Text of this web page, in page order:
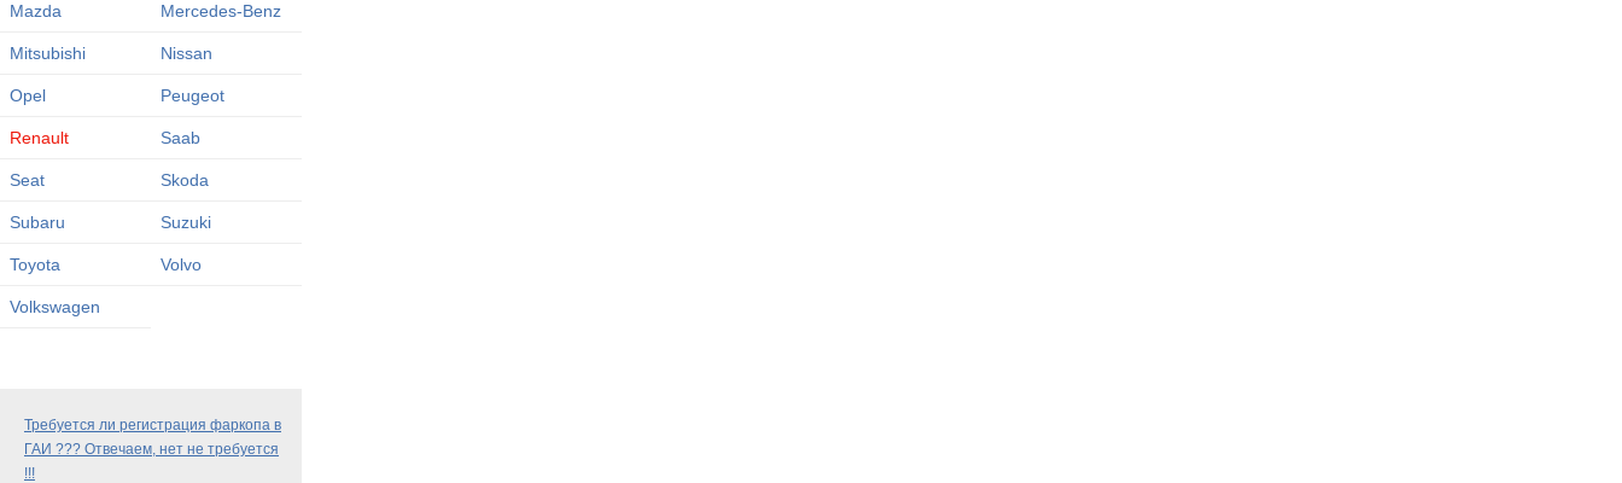
Mazda Mercedes-Benz
Mitsubishi Nissan
Opel Peugeot
Renault Saab
Seat Skoda
Subaru Suzuki
Toyota Volvo
Volkswagen
Требуется ли регистрация фаркопа в
ГАИ ??? Отвечаем, нет не требуется
!!!